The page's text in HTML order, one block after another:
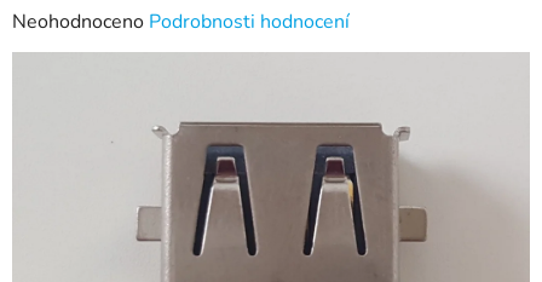
Průměrné
hodnocení
Neohodnoceno Podrobnosti hodnocení